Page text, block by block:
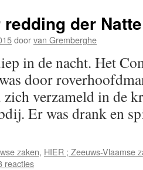
der
doorvan Gremberghe
in de nacht. Het
door
zich verzameld in de
Er was drank en
zaken, HIER ; Zeeuws-Vlaamse
reacties